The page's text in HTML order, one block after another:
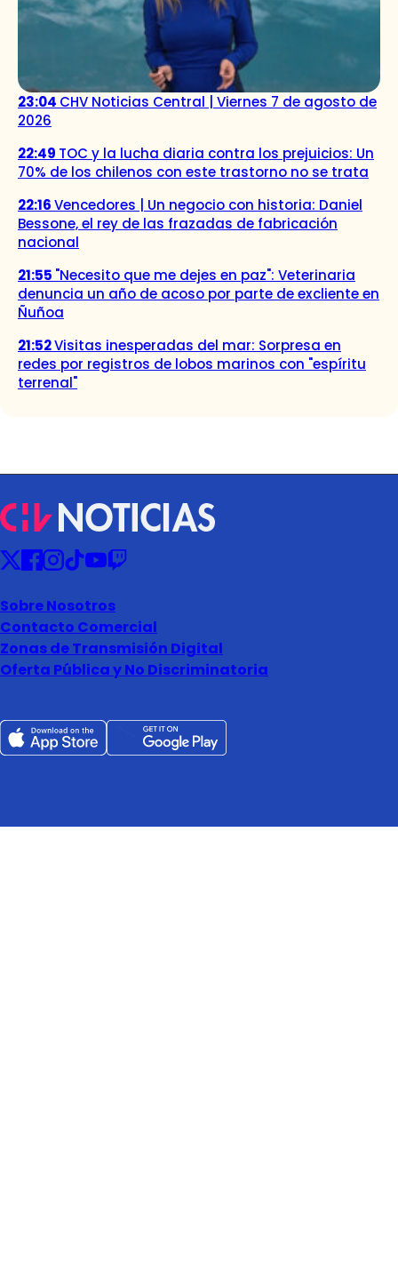
23:04 CHV Noticias Central | Viernes 7 de agosto de
2026
22:49 TOC y la lucha diaria contra los prejuicios: Un
70% de los chilenos con este trastorno no se trata
22:16Vencedores | Un negocio con historia: Daniel
Bessone, el rey de las frazadas de fabricación
nacional
21:55 "Necesito que me dejes en paz": Veterinaria
denuncia un año de acoso por parte de excliente en
Ñuñoa
21:52Visitas inesperadas del mar: Sorpresa en
redes por registros de lobos marinos con "espíritu
terrenal"
Sobre Nosotros
Contacto Comercial
Zonas de Transmisión Digital
Oferta Pública y No Discriminatoria